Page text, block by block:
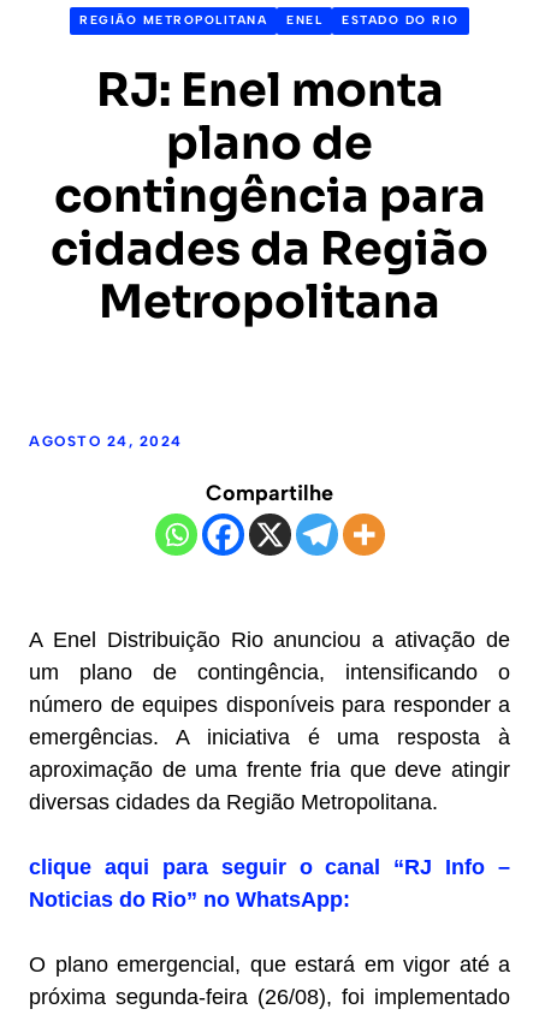
REGIÃO METROPOLITANA ENEL ESTADO DO RIO
RJ: Enel monta
plano de
contingência para
cidades da Região
Metropolitana
AGOSTO 24, 2024
Compartilhe
A Enel Distribuição Rio anunciou a ativação de
um plano de contingência, intensificando o
número de equipes disponíveis para responder a
emergências. A iniciativa é uma resposta à
aproximação de uma frente fria que deve atingir
diversas cidades da Região Metropolitana.
clique aqui para seguir o canal “RJ Info –
Noticias do Rio” no WhatsApp:
O plano emergencial, que estará em vigor até a
próxima segunda-feira (26/08), foi implementado